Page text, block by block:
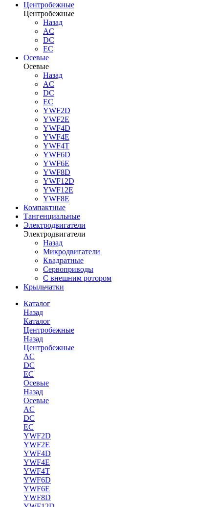
Центробежные
Центробежные
Назад
AC
DC
EC
Осевые
Осевые
Назад
AC
DC
EC
YWF2D
YWF2E
YWF4D
YWF4E
YWF4T
YWF6D
YWF6E
YWF8D
YWF12D
YWF12E
YWF8E
Компактные
Тангенциальные
Электродвигатели
Электродвигатели
Назад
Микродвигатели
Квадратные
Сервоприводы
С внешним ротором
Крыльчатки
Каталог
Назад
Каталог
Центробежные
Назад
Центробежные
AC
DC
EC
Осевые
Назад
Осевые
AC
DC
EC
YWF2D
YWF2E
YWF4D
YWF4E
YWF4T
YWF6D
YWF6E
YWF8D